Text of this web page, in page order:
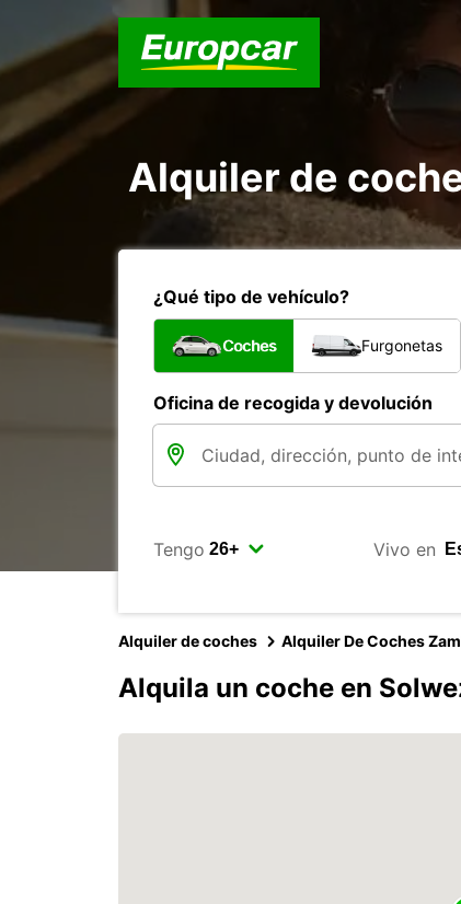
Alquiler de
¿Qué tipo de vehículo?
Coches Furgonetas
Oficina de recogida y devolución
Tengo Vivo en
Alquiler de coches Alquiler De Coches
Alquila un coche en